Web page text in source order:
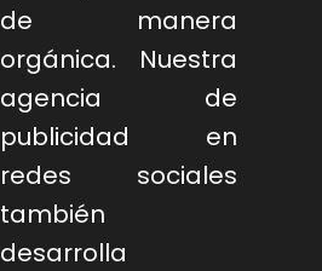
de manera
orgánica. Nuestra
agencia de
publicidad en
redes sociales
también
desarrolla